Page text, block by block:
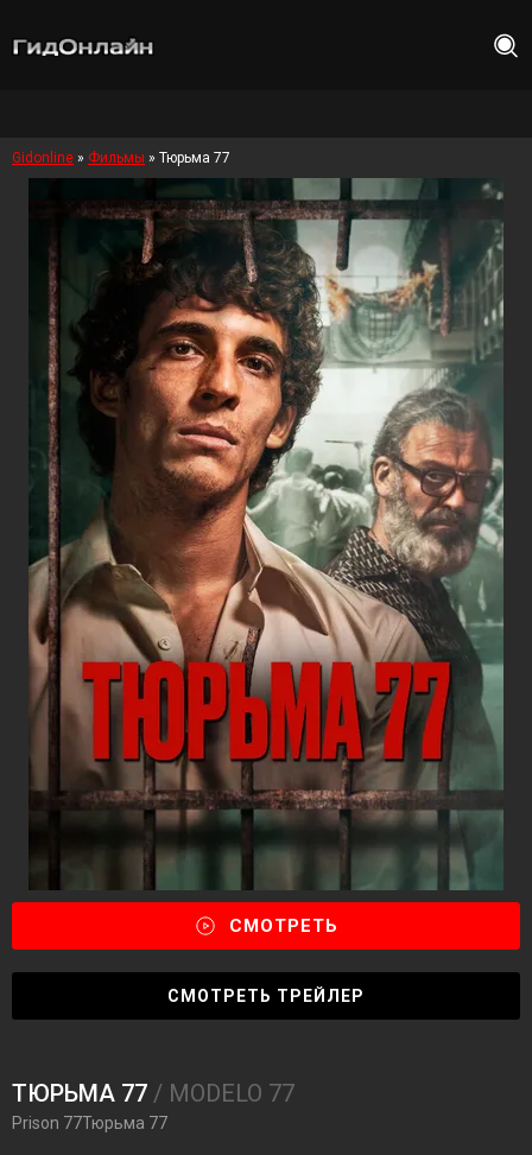
Gidonline » Фильмы » Тюрьма 77
СМОТРЕТЬ
СМОТРЕТЬ ТРЕЙЛЕР
ТЮРЬМА 77 / MODELO 77
Prison 77Тюрьма 77